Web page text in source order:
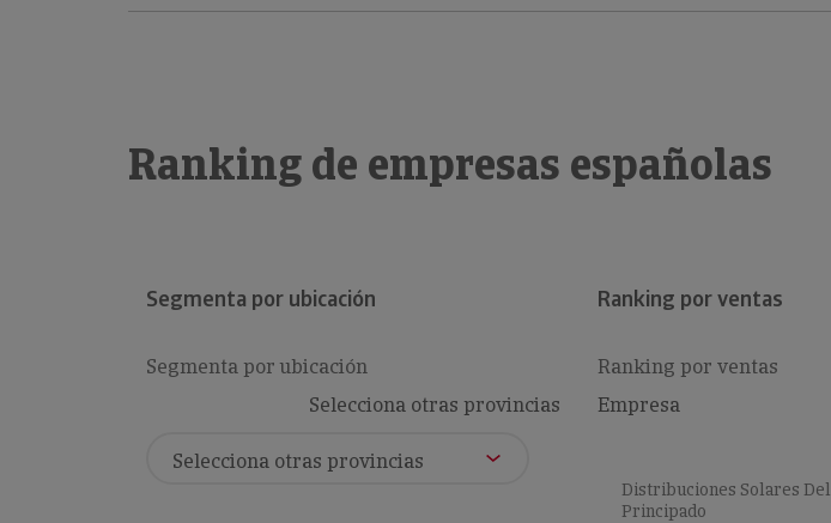
Ranking de empresas españolas
Segmenta por ubicación
Segmenta por ubicación
Selecciona otras provincias
Ranking por ventas
Ranking por ventas
Empresa
Distribuciones Solares Del
Principado